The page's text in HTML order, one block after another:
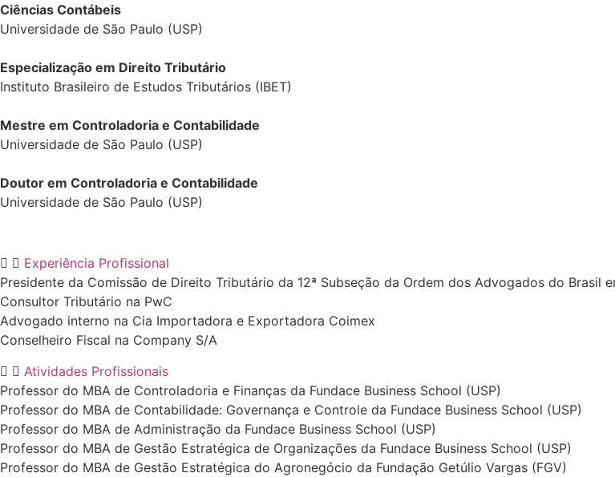
Ciências Contábeis
Universidade de São Paulo (USP)
Especialização em Direito Tributário
Instituto Brasileiro de Estudos Tributários (IBET)
Mestre em Controladoria e Contabilidade
Universidade de São Paulo (USP)
Doutor em Controladoria e Contabilidade
Universidade de São Paulo (USP)
Experiência Profissional
Presidente da Comissão de Direito Tributário da 12ª Subseção da Ordem dos Advogados do Brasil
Consultor Tributário na PwC
Advogado interno na Cia Importadora e Exportadora Coimex
Conselheiro Fiscal na Company S/A
Atividades Profissionais
Professor do MBA de Controladoria e Finanças da Fundace Business School (USP)
Professor do MBA de Contabilidade: Governança e Controle da Fundace Business School (USP)
Professor do MBA de Administração da Fundace Business School (USP)
Professor do MBA de Gestão Estratégica de Organizações da Fundace Business School (USP)
Professor do MBA de Gestão Estratégica do Agronegócio da Fundação Getúlio Vargas (FGV)